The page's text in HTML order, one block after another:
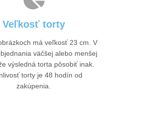
Veľkosť torty
má veľkosť 23 cm. V
väčšej alebo menšej
výsledná torta pôsobiť inak.
torty je 48 hodín od
zakúpenia.